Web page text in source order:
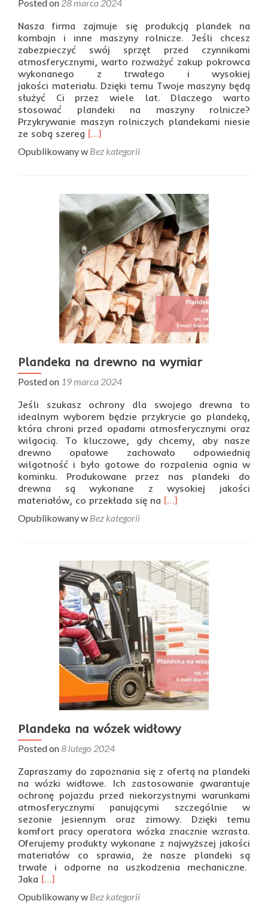
Posted on 28 marca 2024
Nasza firma zajmuje się produkcją plandek na
kombajn i inne maszyny rolnicze. Jeśli chcesz
zabezpieczyć swój sprzęt przed czynnikami
atmosferycznymi, warto rozważyć zakup pokrowca
wykonanego z trwałego i wysokiej
jakości materiału. Dzięki temu Twoje maszyny będą
służyć Ci przez wiele lat. Dlaczego warto
stosować plandeki na maszyny rolnicze?
Przykrywanie maszyn rolniczych plandekami niesie
ze sobą szereg Read
about
kombajn
maszyny
rolnicze
[…]
Opublikowany w Bez kategorii
Plandeka na drewno na wymiar
Posted on 19 marca 2024
Jeśli szukasz ochrony dla swojego drewna to
idealnym wyborem będzie przykrycie go plandeką,
która chroni przed opadami atmosferycznymi oraz
wilgocią. To kluczowe, gdy chcemy, aby nasze
drewno opałowe zachowało odpowiednią
wilgotność i było gotowe do rozpalenia ognia w
kominku. Produkowane przez nas plandeki do
drewna są wykonane z wysokiej jakości
materiałów, co przekłada się na Read
drewno
na
wymiar
[…]
Opublikowany w Bez kategorii
Plandeka na wózek widłowy
Posted on8 lutego 2024
Zapraszamy do zapoznania się z ofertą na plandeki
na wózki widłowe. Ich zastosowanie gwarantuje
ochronę pojazdu przed niekorzystnymi warunkami
atmosferycznymi panującymi szczególnie w
sezonie jesiennym oraz zimowy. Dzięki temu
komfort pracy operatora wózka znacznie wzrasta.
Oferujemy produkty wykonane z najwyższej jakości
materiałów co sprawia, że nasze plandeki są
trwałe i odporne na uszkodzenia mechaniczne.
Jaka Read
about
[…]
Opublikowany w Bez kategorii